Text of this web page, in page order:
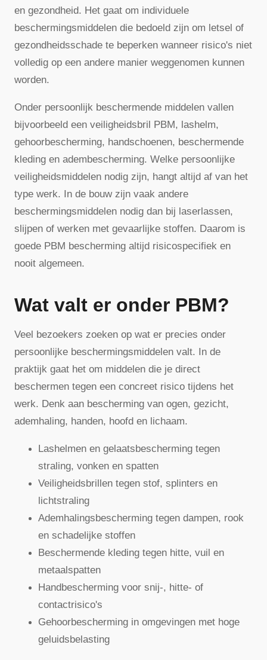
en gezondheid. Het gaat om individuele
beschermingsmiddelen die bedoeld zijn om letsel of
gezondheidsschade te beperken wanneer risico's niet
volledig op een andere manier weggenomen kunnen
worden.
Onder persoonlijk beschermende middelen vallen
bijvoorbeeld een veiligheidsbril PBM, lashelm,
gehoorbescherming, handschoenen, beschermende
kleding en adembescherming. Welke persoonlijke
veiligheidsmiddelen nodig zijn, hangt altijd af van het
type werk. In de bouw zijn vaak andere
beschermingsmiddelen nodig dan bij laserlassen,
slijpen of werken met gevaarlijke stoffen. Daarom is
goede PBM bescherming altijd risicospecifiek en
nooit algemeen.
Wat valt er onder PBM?
Veel bezoekers zoeken op wat er precies onder
persoonlijke beschermingsmiddelen valt. In de
praktijk gaat het om middelen die je direct
beschermen tegen een concreet risico tijdens het
werk. Denk aan bescherming van ogen, gezicht,
ademhaling, handen, hoofd en lichaam.
Lashelmen en gelaatsbescherming tegen
straling, vonken en spatten
Veiligheidsbrillen tegen stof, splinters en
lichtstraling
Ademhalingsbescherming tegen dampen, rook
en schadelijke stoffen
Beschermende kleding tegen hitte, vuil en
metaalspatten
Handbescherming voor snij-, hitte- of
contactrisico's
Gehoorbescherming in omgevingen met hoge
geluidsbelasting